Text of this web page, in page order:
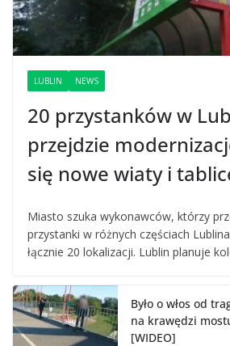
LUBLIN NEWS
20 przystanków w
przejdzie
się nowe wiaty i
Miasto szuka wykonawców, którzy
przystanki w różnych częściach
łącznie 20 lokalizacji. Lublin planuje
Było o włos od
na krawędzi
[WIDEO]